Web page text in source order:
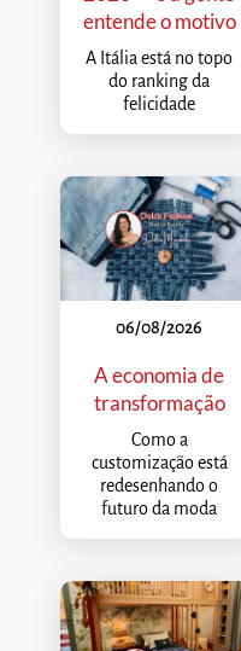
entende o motivo
A Itália está no topo
do ranking da
felicidade
06/08/2026
A economia de
transformação
Como a
customização está
redesenhando o
futuro da moda